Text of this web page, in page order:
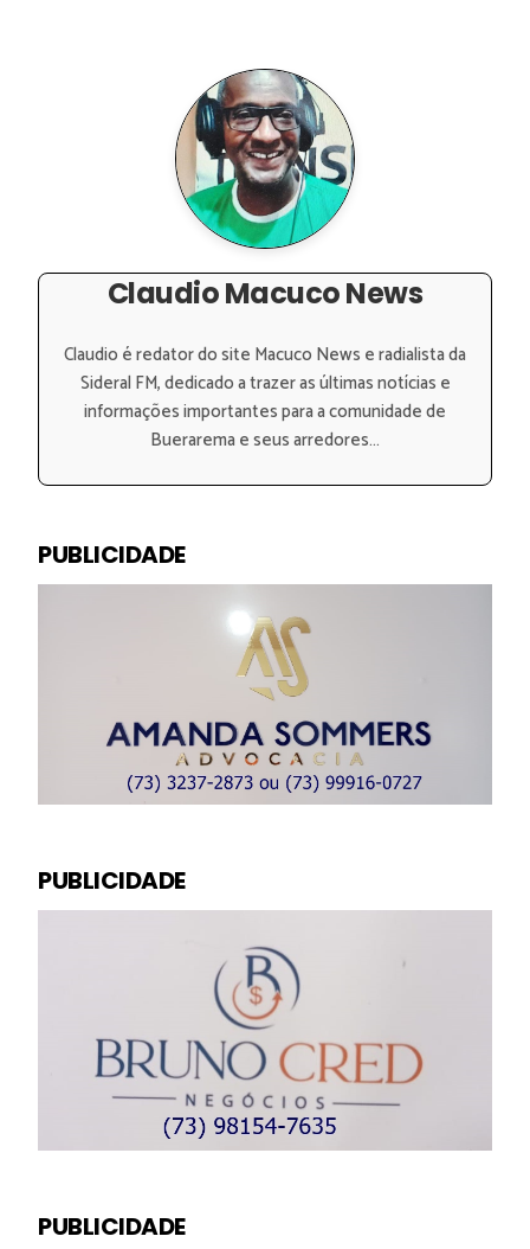
Claudio Macuco News
Claudio é redator do site Macuco News e radialista da
Sideral FM, dedicado a trazer as últimas notícias e
informações importantes para a comunidade de
Buerarema e seus arredores...
PUBLICIDADE
PUBLICIDADE
PUBLICIDADE